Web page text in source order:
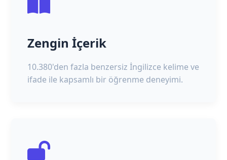
Zengin İçerik
10.380'den fazla benzersiz İngilizce kelime ve
ifade ile kapsamlı bir öğrenme deneyimi.